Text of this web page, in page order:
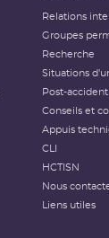
Relations
Groupes
Recherche
Situations
Post-accident
Conseils et
Appuis
CLI
HCTISN
Nous
Liens utiles